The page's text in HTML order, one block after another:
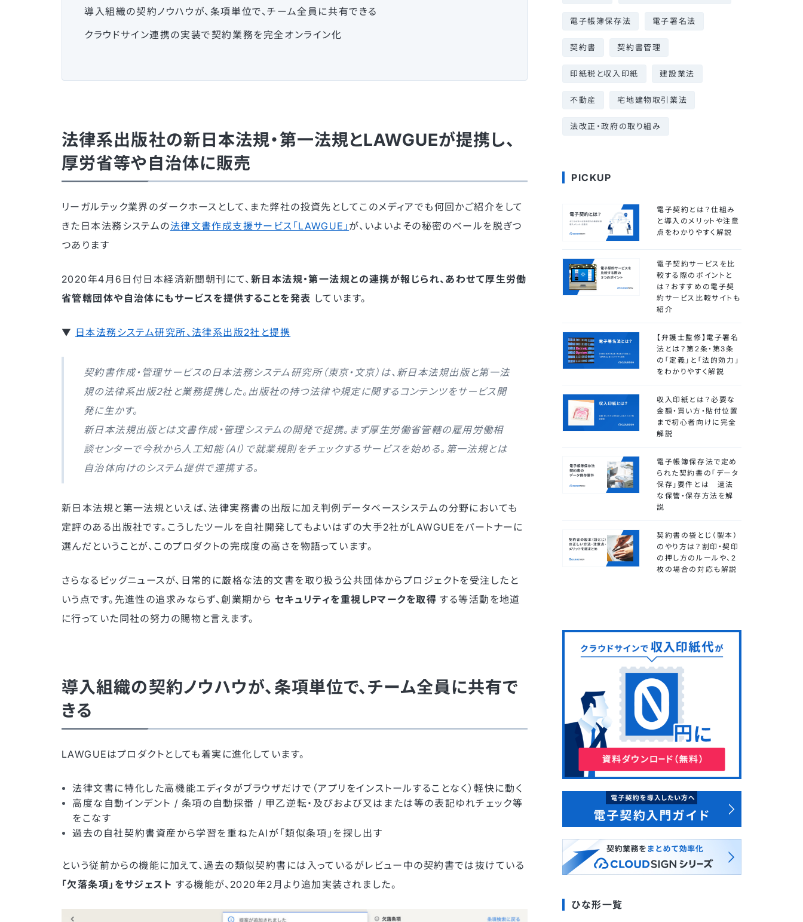
導入組織の契約ノウハウが、条項単位で、チーム全員に共有できる
クラウドサイン連携の実装で契約業務を完全オンライン化
法律系出版社の新日本法規・第一法規とLAWGUEが提携し、
厚労省等や自治体に販売
リーガルテック業界のダークホースとして、また弊社の投資先としてこのメディアでも何回かご紹介をして
きた日本法務システムの法律文書作成支援サービス「LAWGUE」 が、いよいよその秘密のベールを脱ぎつ
つあります
2020年4月6日付日本経済新聞朝刊にて、 新日本法規・第一法規との連携が報じられ、あわせて厚生労働
省管轄団体や自治体にもサービスを提供することを発表 しています。
▼ 日本法務システム研究所、法律系出版2社と提携
契約書作成・管理サービスの日本法務システム研究所（東京・文京）は、新日本法規出版と第一法
規の法律系出版2社と業務提携した。出版社の持つ法律や規定に関するコンテンツをサービス開
発に生かす。
新日本法規出版とは文書作成・管理システムの開発で提携。まず厚生労働省管轄の雇用労働相
談センターで今秋から人工知能（AI）で就業規則をチェックするサービスを始める。第一法規とは
自治体向けのシステム提供で連携する。
新日本法規と第一法規といえば、法律実務書の出版に加え判例データベースシステムの分野においても
定評のある出版社です。こうしたツールを自社開発してもよいはずの大手2社がLAWGUEをパートナーに
選んだということが、このプロダクトの完成度の高さを物語っています。
さらなるビッグニュースが、日常的に厳格な法的文書を取り扱う公共団体からプロジェクトを受注したと
いう点です。先進性の追求みならず、創業期から セキュリティを重視しPマークを取得 する等活動を地道
に行っていた同社の努力の賜物と言えます。
導入組織の契約ノウハウが、条項単位で、チーム全員に共有で
きる
LAWGUEはプロダクトとしても着実に進化しています。
法律文書に特化した高機能エディタがブラウザだけで（アプリをインストールすることなく）軽快に動く
高度な自動インデント / 条項の自動採番 / 甲乙逆転・及びおよび又はまたは等の表記ゆれチェック等
をこなす
過去の自社契約書資産から学習を重ねたAIが「類似条項」を探し出す
という従前からの機能に加えて、過去の類似契約書には入っているがレビュー中の契約書では抜けている
「欠落条項」をサジェスト する機能が、2020年2月より追加実装されました。
電子帳簿保存法 電子署名法
契約書 契約書管理
印紙税と収入印紙 建設業法
不動産 宅地建物取引業法
法改正・政府の取り組み
PICKUP
電子契約とは？仕組み
と導入のメリットや注意
点をわかりやすく解説
電子契約サービスを比
較する際のポイントと
は？おすすめの電子契
約サービス比較サイトも
紹介
【弁護士監修】電子署名
法とは？第2条・第3条
の「定義」と「法的効力」
をわかりやすく解説
収入印紙とは？必要な
金額・買い方・貼付位置
まで初心者向けに完全
解説
電子帳簿保存法で定め
られた契約書の「データ
保存」要件とは 適法
な保管・保存方法を解
説
契約書の袋とじ（製本）
のやり方は？割印・契印
の押し方のルールや、2
枚の場合の対応も解説
ひな形一覧